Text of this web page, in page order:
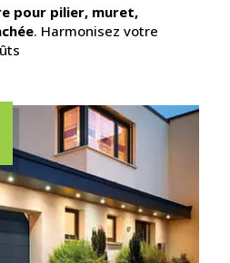
pour pilier, muret,
. Harmonisez votre